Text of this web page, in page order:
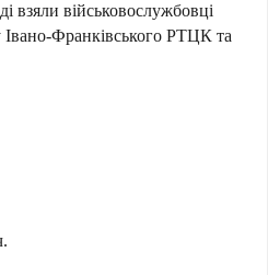
взяли військовослужбовці
Івано-Франківського РТЦК та